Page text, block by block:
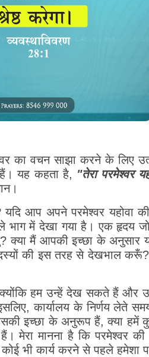
का वचन साझा करने के लिए
यह कहता है, "तेरा परमेश्वर
यदि आप अपने परमेश्वर यहोवा
में देखा गया है। एक हृदय
क्या मैं आपकी इच्छा के
की इस तरह से देखभाल
क्योंकि हम उन्हें देख सकते हैं
कार्यालय के निर्णय लेते
इच्छा के अनुरूप हैं, क्या हमें
मेरा मानना ​​है कि परमेश्वर
भी कार्य करने से पहले हमेशा